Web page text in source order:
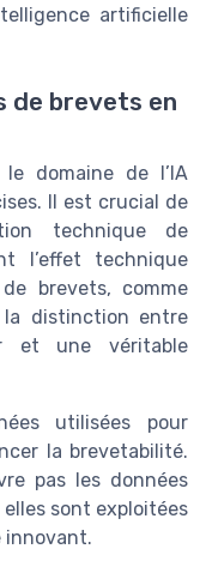
artificielle
de brevets en
domaine de l’IA
Il est crucial de
technique de
l’effet technique
brevets, comme
la distinction entre
et une véritable
utilisées pour
la brevetabilité.
pas les données
sont exploitées
innovant.